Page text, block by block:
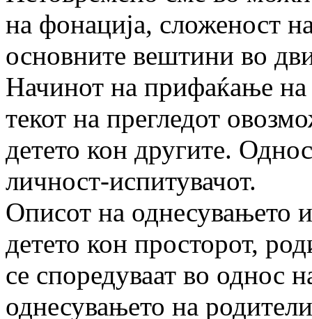
на фонација, сложеност
основните вештини во
Начинот на прифаќање на
текот на прегледот
детето кон другите.
личност-испитувачот.
Описот на однесувањето
детето кон просторот,
се споредуваат во однос
однесувањето на